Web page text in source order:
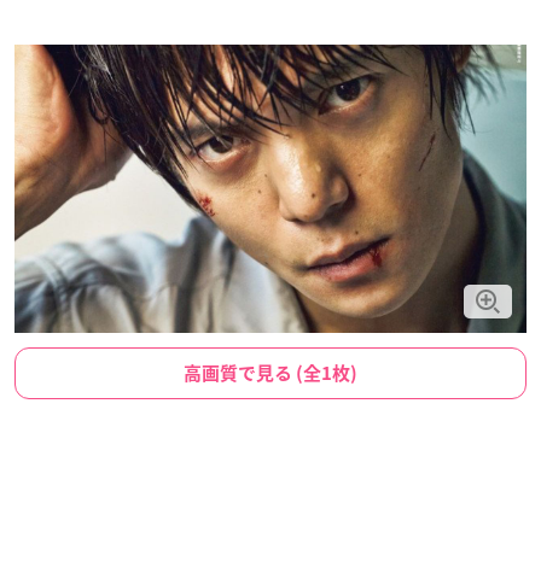
高画質で見る (全1枚)